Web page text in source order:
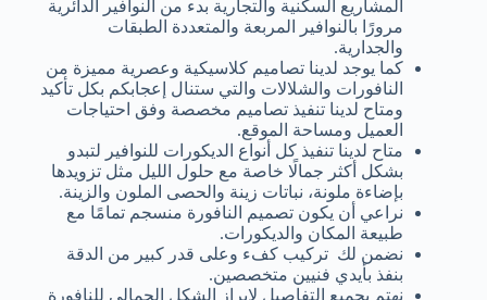
المشاريع السكنية والتجارية بدء من النوافير الدائرية
مرورًا بالنوافير المربعة والمتعددة الطبقات
والجدارية.
كما يوجد لدينا تصاميم كلاسيكية وعصرية مميزة من
النافورات والشلالات والتي ستنال إعجابكم بكل تأكيد
ومتاح لدينا تنفيذ تصاميم مخصصة وفق احتياجات
العميل ومساحة الموقع.
متاح لدينا تنفيذ كل أنواع الديكورات للنوافير لتبدو
بشكل أكثر جمالًا خاصة مع حلول الليل مثل تزويدها
بإضاءة ملونة، نباتات زينة والحصى الملون والزينة.
نراعي أن يكون تصميم النافورة منسجم تمامًا مع
طبيعة المكان والديكورات.
نضمن لك تركيب كفء وعلى قدر كبير من الدقة
بنفذ بأيدي فنيين متخصصين.
نهتم بجميع التفاصيل لإبراز الشكل الجمالي للنافورة